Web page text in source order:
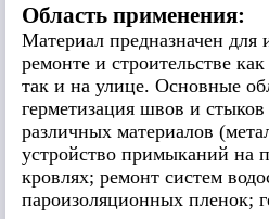
Область применения:
Материал предназначен для
ремонте и строительстве
так и на улице. Основные
герметизация швов и
различных материалов
устройство примыканий на
кровлях; ремонт систем
пароизоляционных пленок;